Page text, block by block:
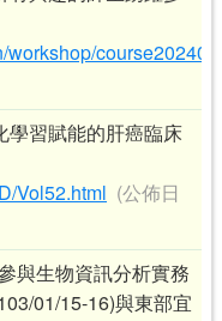
workshop/
學習賦能的肝癌臨床
Vol52.html (公佈日
與生物資訊分析實務
01/15-16)與東部宜